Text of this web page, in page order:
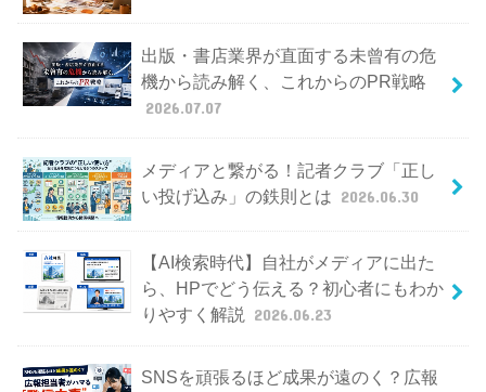
出版・書店業界が直面する未曾有の危
機から読み解く、これからのPR戦略
2026.07.07
メディアと繋がる！記者クラブ「正し
い投げ込み」の鉄則とは 2026.06.30
【AI検索時代】自社がメディアに出た
ら、HPでどう伝える？初心者にもわか
りやすく解説
2026.06.23
SNSを頑張るほど成果が遠のく？広報